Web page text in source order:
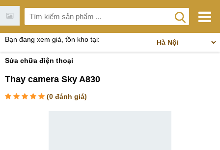
Bạn đang xem giá, tồn kho tại:
Sửa chữa điện thoại
Thay camera Sky A830
(0 đánh giá)